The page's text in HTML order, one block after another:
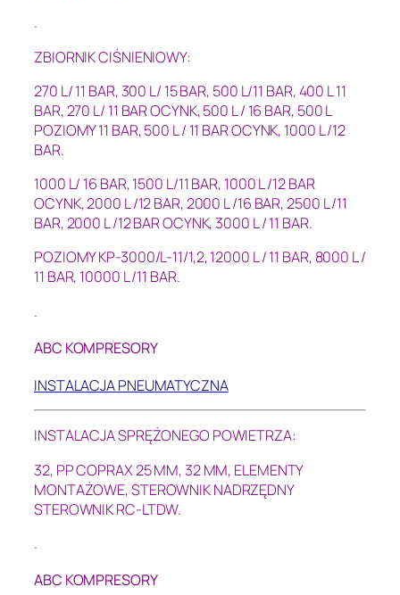
.
ZBIORNIK CIŚNIENIOWY:
270 L/ 11 BAR, 300 L/ 15 BAR, 500 L/11 BAR, 400 L 11
BAR, 270 L/ 11 BAR OCYNK, 500 L / 16 BAR, 500 L
POZIOMY 11 BAR, 500 L / 11 BAR OCYNK, 1000 L /12
BAR.
1000 L/ 16 BAR, 1500 L/11 BAR, 1000 L /12 BAR
OCYNK, 2000 L /12 BAR, 2000 L /16 BAR, 2500 L /11
BAR, 2000 L /12 BAR OCYNK, 3000 L / 11 BAR.
POZIOMY KP-3000/L-11/1,2, 12000 L / 11 BAR, 8000 L /
11 BAR, 10000 L /11 BAR.
.
ABC KOMPRESORY
INSTALACJA PNEUMATYCZNA
INSTALACJA SPRĘŻONEGO POWIETRZA:
32, PP COPRAX 25 MM, 32 MM, ELEMENTY
MONTAŻOWE, STEROWNIK NADRZĘDNY
STEROWNIK RC-LTDW.
.
ABC KOMPRESORY